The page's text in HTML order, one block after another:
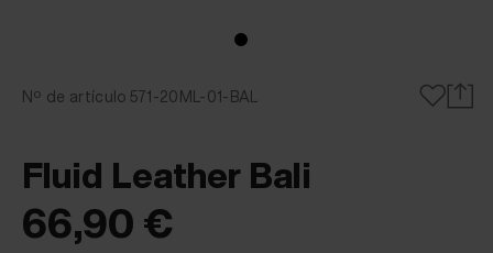
Nº de artículo 571-20ML-01-BAL
Fluid Leather Bali
66,90 €